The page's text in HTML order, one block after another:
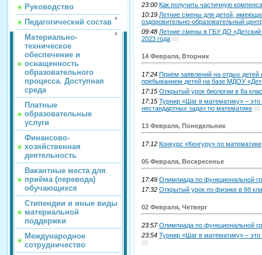
Руководство
Педагогический состав
Материально-
техническое
обеспечение и
оснащенность
образовательного
процесса. Доступная
среда
Платные
образовательные
услуги
Финансово-
хозяйственная
деятельность
Вакантные места для
приёма (перевода)
обучающихся
Стипендии и иные виды
материальной
поддержки
Международное
сотрудничество
23:00 Как получить частичную
10:19 Летние смены для детей,
оздоровительно-образовательный
09:48 Летние смены в ГБУ ДО «Детский
2023 года (0)
14 Февраля, Вторник
17:24 Приём заявлений на отдых детей
пребыванием детей на базе МДОУ
17:15 Открытый урок биологии в 8а
17:15 Турнир «Шаг в математику» –
нестандартных задач по математике (0)
13 Февраля, Понедельник
17:12 Конкурс «Кенгуру» по математике
05 Февраля, Воскресенье
17:49 Олимпиада по функциональной
17:32 Открытый урок по физике в 8б
02 Февраля, Четверг
23:57 Олимпиада по функциональной
23:54 Турнир «Шаг в математику» –
(0)